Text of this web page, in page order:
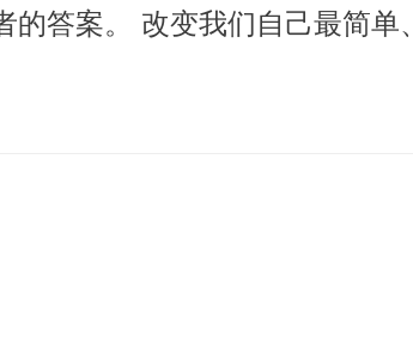
答案。 改变我们自己最简单
座的痴迷和探究，形成了深
，我的喜怒哀乐和爱恨情仇
我们自以为熟悉的人总是反
。 我们都只有一个小世界，
找到安慰的理由，给你爱的